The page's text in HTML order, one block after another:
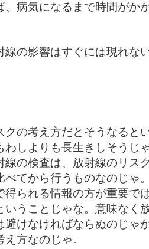
、病気になるまで時間がか
線の影響はすぐには現れな
クの考え方だとそうなると
わしよりも長生きしそうじ
線の検査は、放射線のリス
べてから行うものなのじゃ
得られる情報の方が重要で
いうことじゃな。意味なく
避けなければならぬのじゃ
え方なのじゃ。